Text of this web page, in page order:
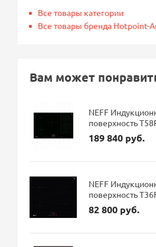
Все товары категории
Все товары бренда Hotpoint-
Вам может
NEFF
поверхность
189 840 руб.
NEFF
поверхность
82 800 руб.